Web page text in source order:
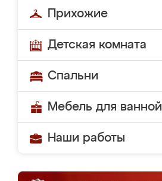
Прихожие
Детская комната
Спальни
Мебель для ванной
Наши работы